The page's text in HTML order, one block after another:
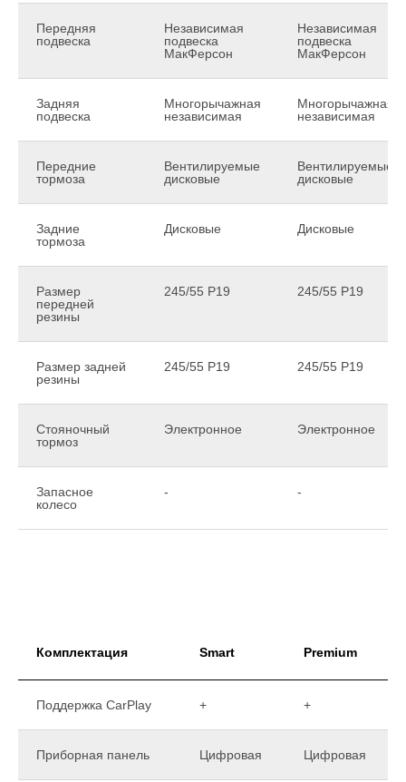
Передняя
подвеска
Независимая
подвеска
МакФерсон
Независимая
подвеска
МакФерсон
Задняя
подвеска
Многорычажная
независимая
Многорычажная
независимая
Передние
тормоза
Вентилируемые
дисковые
Вентилируемые
дисковые
Задние
тормоза
Дисковые Дисковые
Размер
передней
резины
245/55 Р19 245/55 Р19
Размер задней
резины
245/55 Р19 245/55 Р19
Стояночный
тормоз
Электронное Электронное
Запасное
колесо
- -
Комплектация Smart Premium
Поддержка CarPlay + +
Приборная панель Цифровая Цифровая